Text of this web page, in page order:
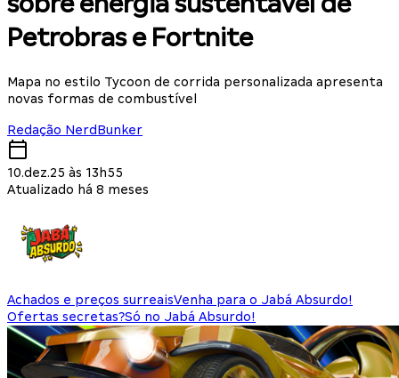
Petrobras e Fortnite
Mapa no estilo Tycoon de corrida personalizada apresenta
novas formas de combustível
Redação NerdBunker
10.dez.25 às 13h55
Atualizado há 8 meses
Achados e preços surreaisVenha para o Jabá Absurdo!
Ofertas secretas?Só no Jabá Absurdo!